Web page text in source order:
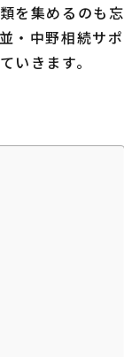
を集めるのも忘
・中野相続サポ
きます。